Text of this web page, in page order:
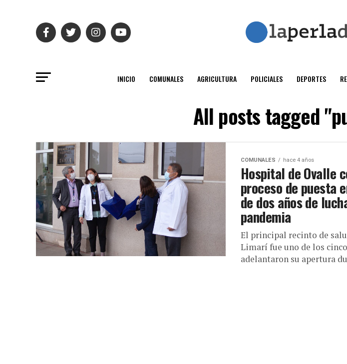
INICIO COMUNALES AGRICULTURA POLICIALES DEPORTES
All posts tagged
COMUNALES hace 4 años
Hospital de Ovalle
proceso de puesta
de dos años de
pandemia
El principal recinto de
Limarí fue uno de los
adelantaron su apertura